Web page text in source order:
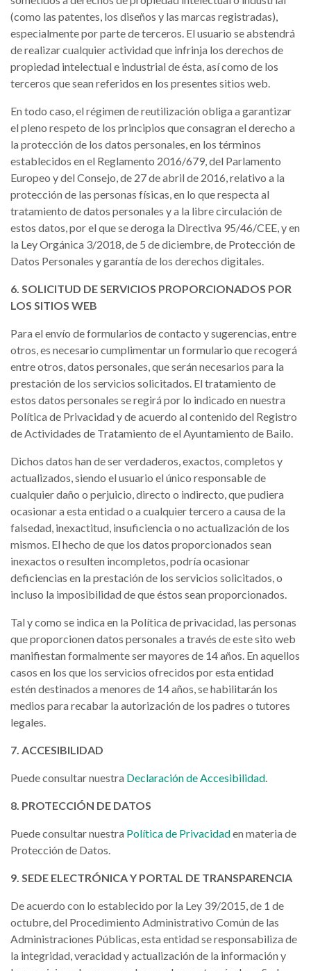
(como las patentes, los diseños y las marcas registradas),
especialmente por parte de terceros. El usuario se abstendrá
de realizar cualquier actividad que infrinja los derechos de
propiedad intelectual e industrial de ésta, así como de los
terceros que sean referidos en los presentes sitios web.
En todo caso, el régimen de reutilización obliga a garantizar
el pleno respeto de los principios que consagran el derecho a
la protección de los datos personales, en los términos
establecidos en el Reglamento 2016/679, del Parlamento
Europeo y del Consejo, de 27 de abril de 2016, relativo a la
protección de las personas físicas, en lo que respecta al
tratamiento de datos personales y a la libre circulación de
estos datos, por el que se deroga la Directiva 95/46/CEE, y en
la Ley Orgánica 3/2018, de 5 de diciembre, de Protección de
Datos Personales y garantía de los derechos digitales.
6. SOLICITUD DE SERVICIOS PROPORCIONADOS POR
LOS SITIOS WEB
Para el envío de formularios de contacto y sugerencias, entre
otros, es necesario cumplimentar un formulario que recogerá
entre otros, datos personales, que serán necesarios para la
prestación de los servicios solicitados. El tratamiento de
estos datos personales se regirá por lo indicado en nuestra
Política de Privacidad y de acuerdo al contenido del Registro
de Actividades de Tratamiento de el Ayuntamiento de Bailo.
Dichos datos han de ser verdaderos, exactos, completos y
actualizados, siendo el usuario el único responsable de
cualquier daño o perjuicio, directo o indirecto, que pudiera
ocasionar a esta entidad o a cualquier tercero a causa de la
falsedad, inexactitud, insuficiencia o no actualización de los
mismos. El hecho de que los datos proporcionados sean
inexactos o resulten incompletos, podría ocasionar
deficiencias en la prestación de los servicios solicitados, o
incluso la imposibilidad de que éstos sean proporcionados.
Tal y como se indica en la Política de privacidad, las personas
que proporcionen datos personales a través de este sito web
manifiestan formalmente ser mayores de 14 años. En aquellos
casos en los que los servicios ofrecidos por esta entidad
estén destinados a menores de 14 años, se habilitarán los
medios para recabar la autorización de los padres o tutores
legales.
7. ACCESIBILIDAD
Puede consultar nuestra Declaración de Accesibilidad.
8. PROTECCIÓN DE DATOS
Puede consultar nuestra Política de Privacidaden materia de
Protección de Datos.
9. SEDE ELECTRÓNICA Y PORTAL DE TRANSPARENCIA
De acuerdo con lo establecido por la Ley 39/2015, de 1 de
octubre, del Procedimiento Administrativo Común de las
Administraciones Públicas, esta entidad se responsabiliza de
la integridad, veracidad y actualización de la información y